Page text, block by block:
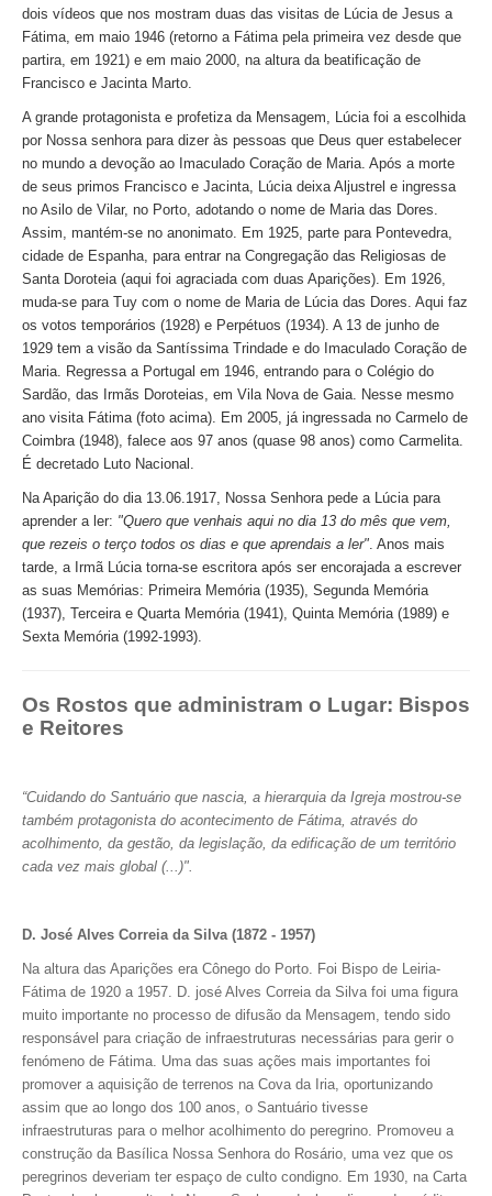
dois vídeos que nos mostram duas das visitas de Lúcia de Jesus a
Fátima, em maio 1946 (retorno a Fátima pela primeira vez desde que
partira, em 1921) e em maio 2000, na altura da beatificação de
Francisco e Jacinta Marto.
A grande protagonista e profetiza da Mensagem, Lúcia foi a escolhida
por Nossa senhora para dizer às pessoas que Deus quer estabelecer
no mundo a devoção ao Imaculado Coração de Maria. Após a morte
de seus primos Francisco e Jacinta, Lúcia deixa Aljustrel e ingressa
no Asilo de Vilar, no Porto, adotando o nome de Maria das Dores.
Assim, mantém-se no anonimato. Em 1925, parte para Pontevedra,
cidade de Espanha, para entrar na Congregação das Religiosas de
Santa Doroteia (aqui foi agraciada com duas Aparições). Em 1926,
muda-se para Tuy com o nome de Maria de Lúcia das Dores. Aqui faz
os votos temporários (1928) e Perpétuos (1934). A 13 de junho de
1929 tem a visão da Santíssima Trindade e do Imaculado Coração de
Maria. Regressa a Portugal em 1946, entrando para o Colégio do
Sardão, das Irmãs Doroteias, em Vila Nova de Gaia. Nesse mesmo
ano visita Fátima (foto acima). Em 2005, já ingressada no Carmelo de
Coimbra (1948), falece aos 97 anos (quase 98 anos) como Carmelita.
É decretado Luto Nacional.
Na Aparição do dia 13.06.1917, Nossa Senhora pede a Lúcia para
aprender a ler: "Quero que venhais aqui no dia 13 do mês que vem,
que rezeis o terço todos os dias e que aprendais a ler". Anos mais
tarde, a Irmã Lúcia torna-se escritora após ser encorajada a escrever
as suas Memórias: Primeira Memória (1935), Segunda Memória
(1937), Terceira e Quarta Memória (1941), Quinta Memória (1989) e
Sexta Memória (1992-1993).
Os Rostos que administram o Lugar: Bispos
e Reitores
“Cuidando do Santuário que nascia, a hierarquia da Igreja mostrou-se
também protagonista do acontecimento de Fátima, através do
acolhimento, da gestão, da legislação, da edificação de um território
cada vez mais global (...)".
D. José Alves Correia da Silva (1872 - 1957)
Na altura das Aparições era Cônego do Porto. Foi Bispo de Leiria-
Fátima de 1920 a 1957. D. josé Alves Correia da Silva foi uma figura
muito importante no processo de difusão da Mensagem, tendo sido
responsável para criação de infraestruturas necessárias para gerir o
fenómeno de Fátima. Uma das suas ações mais importantes foi
promover a aquisição de terrenos na Cova da Iria, oportunizando
assim que ao longo dos 100 anos, o Santuário tivesse
infraestruturas para o melhor acolhimento do peregrino. Promoveu a
construção da Basílica Nossa Senhora do Rosário, uma vez que os
peregrinos deveriam ter espaço de culto condigno. Em 1930, na Carta